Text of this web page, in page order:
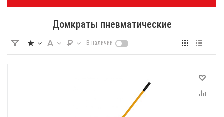
Домкраты пневматические
В наличии